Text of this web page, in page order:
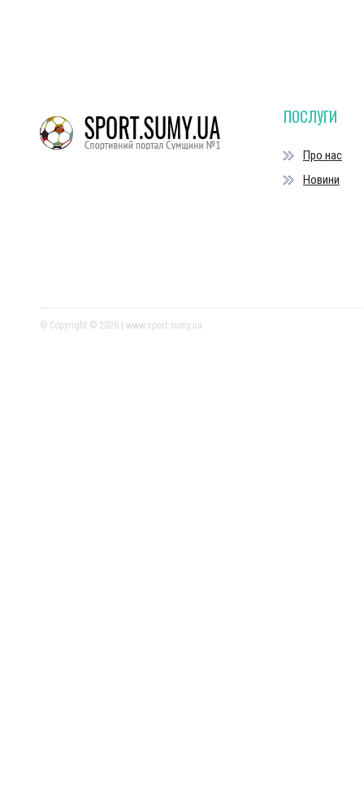
ПОСЛУГИ
Про нас
Новини
© Copyright © 2026 | www.sport.sumy.ua